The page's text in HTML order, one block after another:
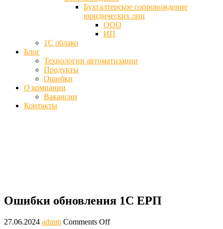
Бухгалтерское сопровождение
юридических лиц
ООО
ИП
1С облако
Блог
Технологии автоматизации
Продукты
Ошибки
О компании
Вакансии
Контакты
Ошибки обновления 1C ЕРП
27.06.2024 admin Comments Off